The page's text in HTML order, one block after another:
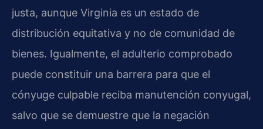
justa, aunque Virginia es un estado de
distribución equitativa y no de comunidad de
bienes. Igualmente, el adulterio comprobado
puede constituir una barrera para que el
cónyuge culpable reciba manutención conyugal,
salvo que se demuestre que la negación